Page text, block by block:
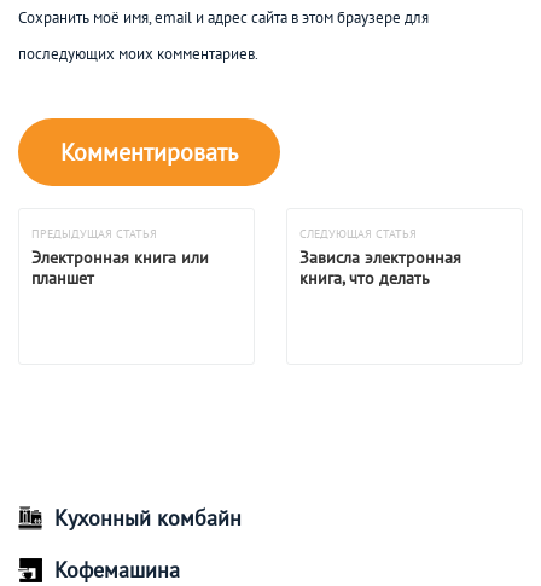
Сохранить моё имя, email и адрес сайта в этом браузере для
последующих моих комментариев.
ПРЕДЫДУЩАЯ СТАТЬЯ
Электронная книга или
планшет
СЛЕДУЮЩАЯ СТАТЬЯ
Зависла электронная
книга, что делать
Кухонный комбайн
Кофемашина